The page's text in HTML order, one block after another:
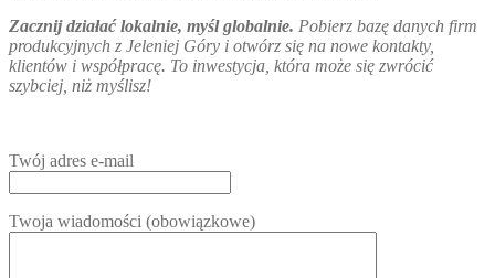
Zacznij działać lokalnie, myśl globalnie. Pobierz bazę danych firm
produkcyjnych z Jeleniej Góry i otwórz się na nowe kontakty,
klientów i współpracę. To inwestycja, która może się zwrócić
szybciej, niż myślisz!
Twój adres e-mail
Twoja wiadomości (obowiązkowe)